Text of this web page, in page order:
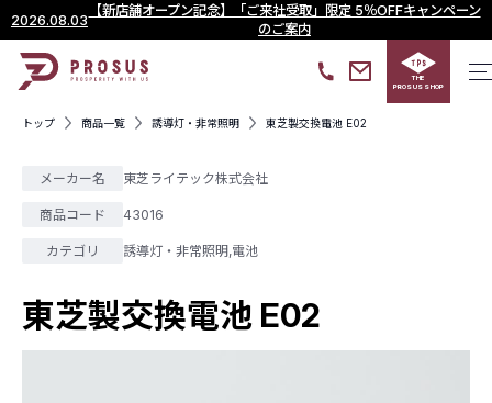
2026.08.03
【新店舗オープン記念】「ご来社受取」限定 5％OFFキャンペーン
のご案内
THE
PROSUS SHOP
トップ 商品一覧 誘導灯・非常照明 東芝製交換電池 E02
メーカー名 東芝ライテック株式会社
商品コード 43016
カテゴリ 誘導灯・非常照明 ,電池
東芝製交換電池 E02